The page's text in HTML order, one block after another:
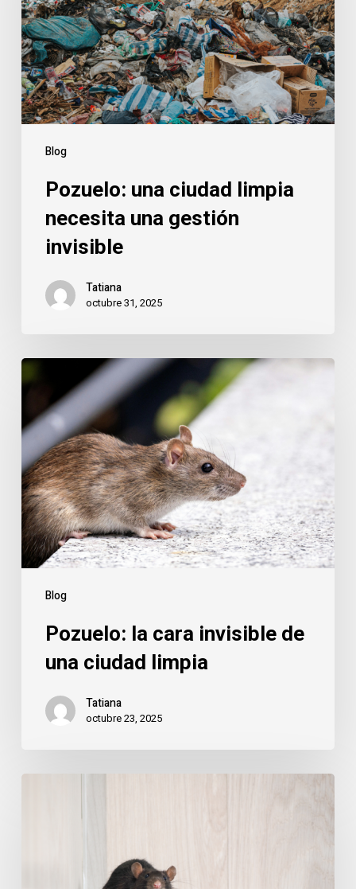
Blog
necesita
una
gestión
invisible
Pozuelo: una ciudad limpia
necesita una gestión
invisible
Tatiana
octubre 31, 2025
Blog
Pozuelo:
cara
invisible
de
una
ciudad
limpia
Pozuelo: la cara invisible de
una ciudad limpia
Tatiana
octubre 23, 2025